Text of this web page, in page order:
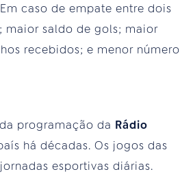
caso de empate entre dois
maior saldo de gols; maior
recebidos; e menor número
programação da Rádio
há décadas. Os jogos das
esportivas diárias.